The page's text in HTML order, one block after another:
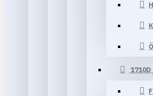
1710D